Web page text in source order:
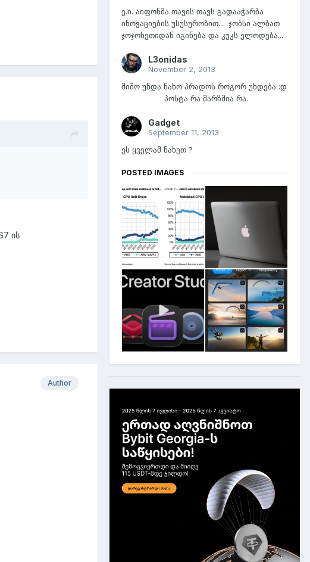
ის
Author
ე.ი. აიფონმა თავის თავს გადააჭარბა
ინოვაციების უსუსურობით... ჯობსი ალბათ
ჯოჯოხეთიდან იგინება და კუკს ელოდება...
L3onidas
November 2, 2013
მიშო უნდა ნახო პრადოს როგორ უხდება :დ
პოსტა რა მარზმია რა.
Gadget
September 11, 2013
ეს ყველამ ნახეთ ?
POSTED IMAGES